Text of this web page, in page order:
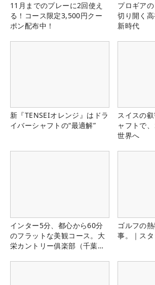
11月までのプレーに2回使え
る！コース限定3,500円クー
ポン配布中！
プロギア
切り開く
新時代
新『TENSEIオレンジ』はドラ
イバーシャフトの“最適解”
スイスの
ャフトで
世界へ
インター5分、都心から60分
のフラットな美観コース。大
栄カントリー俱楽部（千葉
ゴルフの
事。｜ス